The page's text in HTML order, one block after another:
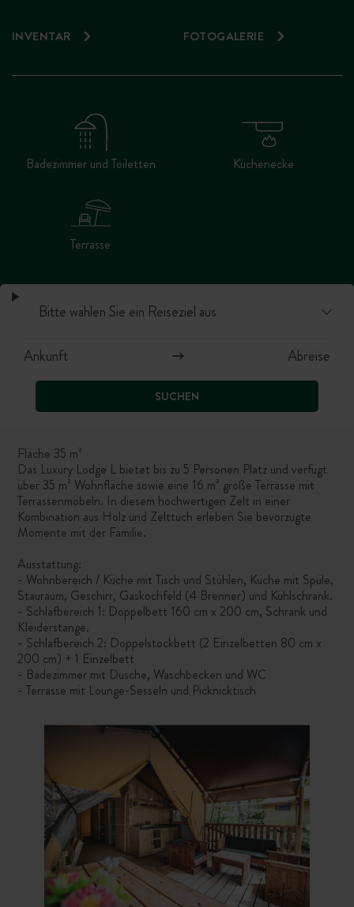
INVENTAR FOTOGALERIE
Badezimmer und Toiletten Küchenecke
Terrasse
SUCHEN
Fläche 35 m²
Das Luxury Lodge L bietet bis zu 5 Personen Platz und verfügt
über 35 m² Wohnfläche sowie eine 16 m² große Terrasse mit
Terrassenmöbeln. In diesem hochwertigen Zelt in einer
Kombination aus Holz und Zelttuch erleben Sie bevorzugte
Momente mit der Familie.
Ausstattung:
- Wohnbereich / Küche mit Tisch und Stühlen, Küche mit Spüle,
Stauraum, Geschirr, Gaskochfeld (4 Brenner) und Kühlschrank.
- Schlafbereich 1: Doppelbett 160 cm x 200 cm, Schrank und
Kleiderstange.
- Schlafbereich 2: Doppelstockbett (2 Einzelbetten 80 cm x
200 cm) + 1 Einzelbett
- Badezimmer mit Dusche, Waschbecken und WC
- Terrasse mit Lounge-Sesseln und Picknicktisch